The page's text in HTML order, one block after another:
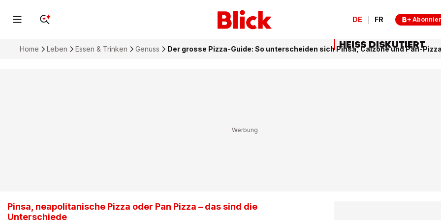
DE FR
Home Leben Essen & Trinken Genuss Der grosse Pizza-Guide: So unterscheiden sich Pinsa, Calzone und Pan-Pizza
Pinsa, neapolitanische Pizza oder Pan Pizza – das sind die
Unterschiede
HEISS DISKUTIERT